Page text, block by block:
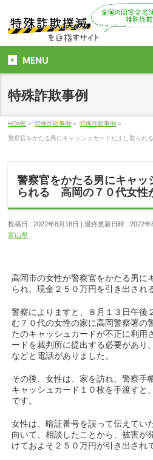
MENU
特殊詐欺事例
HOME » 特殊詐欺事例 » 特殊詐欺事例 »
警察官をかたる男にキャッシュカードだまし取られ
警察官をかたる男にキャッ
られる 高岡の７０代女性
投稿日 : 2022年8月18日 最終更新日時 : 2022年
富山県
高岡市の女性が警察官をかたる男に
られ、現金２５０万円を引き出され
警察によりますと、８月１３日午後
む７０代の女性の家に高岡警察署の
たのキャッシュカードが不正に利用
ードを裁判所に提出する必要があり
などと電話がありました。
その後、女性は、家を訪れ、警察手
キャッシュカード１０枚を手渡すと
です。
女性は、暗証番号を誤って伝えてい
向いて、相談したことから、被害が
けておよそ２５０万円が引き出され